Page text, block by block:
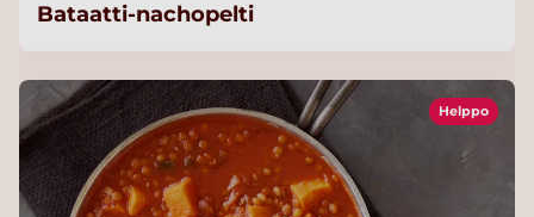
Bataatti-nachopelti
Helppo